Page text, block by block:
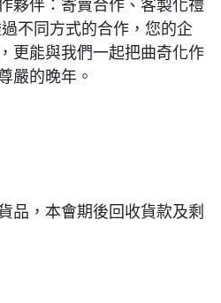
夥伴：寄賣合作、客製化禮
不同方式的合作，您的企
更能與我們一起把曲奇化作
嚴的晚年。
品，本會期後回收貨款及剩